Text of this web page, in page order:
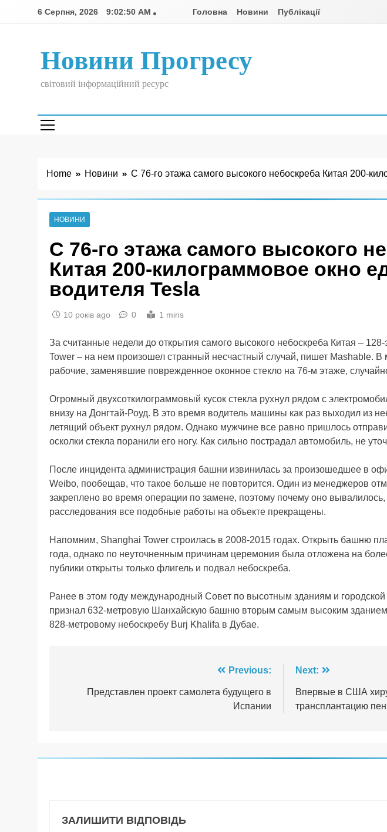
6 Серпня, 2026 9:02:50 AM Головна Новини Публікації
Новини Прогресу
світовий інформаційний ресурс
Home Новини С 76-го этажа самого высокого небоскреба Китая 200-
НОВИНИ
С 76-го этажа самого высокого
Китая 200-килограммовое окно
водителя Tesla
10 років ago 0 1 mins
За считанные недели до открытия самого высокого небоскреба Китая –
Tower – на нем произошел странный несчастный случай, пишет Mashable.
рабочие, заменявшие поврежденное оконное стекло на 76-м этаже,
Огромный двухсоткилограммовый кусок стекла рухнул рядом с
внизу на Донгтай-Роуд. В это время водитель машины как раз выходил из
летящий объект рухнул рядом. Однако мужчине все равно пришлось
осколки стекла поранили его ногу. Как сильно пострадал автомобиль, не
После инцидента администрация башни извинилась за произошедшее в
Weibo, пообещав, что такое больше не повторится. Один из менеджеров
закреплено во время операции по замене, поэтому почему оно
расследования все подобные работы на объекте прекращены.
Напомним, Shanghai Tower строилась в 2008-2015 годах. Открыть башню
года, однако по неуточненным причинам церемония была отложена на
публики открыты только флигель и подвал небоскреба.
Ранее в этом году международный Совет по высотным зданиям и
признал 632-метровую Шанхайскую башню вторым самым высоким
828-метровому небоскребу Burj Khalifa в Дубае.
записів
Previous:
Представлен проект самолета будущего в
Испании
Next:
Впервые в США
трансплантацию
ЗАЛИШИТИ ВІДПОВІДЬ